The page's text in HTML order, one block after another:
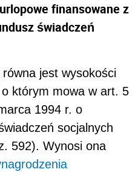
finansowane z
świadczeń
równa jest wysokości
którym mowa w art. 5
1994 r. o
socjalnych
592). Wynosi ona